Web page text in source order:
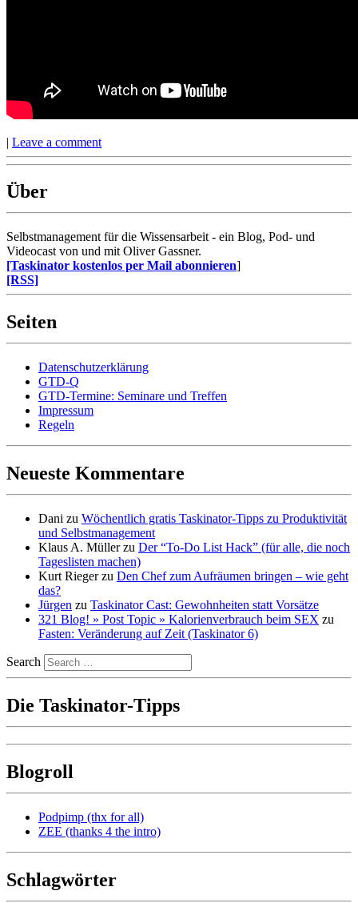
| Leave a comment
Über
Selbstmanagement für die Wissensarbeit - ein Blog, Pod- und
Videocast von und mit Oliver Gassner.
[Taskinator kostenlos per Mail abonnieren]
[RSS]
Seiten
Datenschutzerklärung
GTD-Q
GTD-Termine: Seminare und Treffen
Impressum
Regeln
Neueste Kommentare
Dani zu Wöchentlich gratis Taskinator-Tipps zu Produktivität
und Selbstmanagement
Klaus A. Müllerzu Der “To-Do List Hack” (für alle, die noch
Tageslisten machen)
Kurt Riegerzu Den Chef zum Aufräumen bringen – wie geht
das?
Jürgen zu Taskinator Cast: Gewohnheiten statt Vorsätze
321 Blog! » Post Topic » Kalorienverbrauch beim SEX zu
Fasten: Veränderung auf Zeit (Taskinator 6)
Search
Die Taskinator-Tipps
Blogroll
Podpimp (thx for all)
ZEE (thanks 4 the intro)
Schlagwörter